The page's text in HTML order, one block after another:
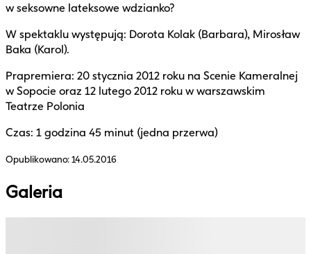
w seksowne lateksowe wdzianko?
W spektaklu występują: Dorota Kolak (Barbara), Mirosław
Baka (Karol).
Prapremiera: 20 stycznia 2012 roku na Scenie Kameralnej
w Sopocie oraz 12 lutego 2012 roku w warszawskim
Teatrze Polonia
Czas: 1 godzina 45 minut (jedna przerwa)
Opublikowano:14.05.2016
Galeria